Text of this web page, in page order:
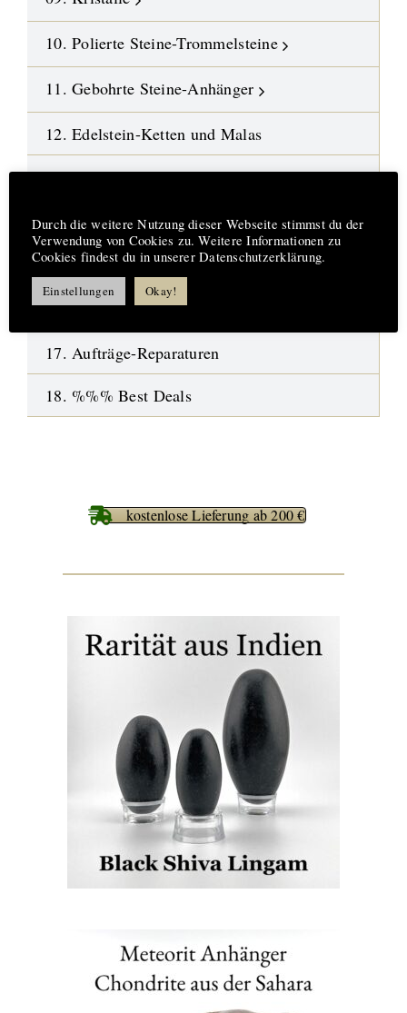
10. Polierte Steine-Trommelsteine
11. Gebohrte Steine-Anhänger
12. Edelstein-Ketten und Malas
13. DIY-Schmuckteile
14. Symbol-Schmuck
15. Design-Engel aus Fusingglas
16.
Neue Highlights
17. Aufträge-Reparaturen
18. %%% Best Deals
kostenlose Lieferung ab 200 €
Durch die weitere Nutzung dieser Webseite stimmst du der
Verwendung von Cookies zu. Weitere Informationen zu
Cookies findest du in unserer Datenschutzerklärung.
Einstellungen Okay!